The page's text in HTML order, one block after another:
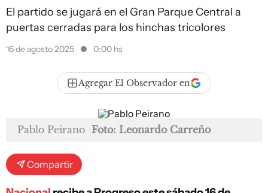
El partido se jugará en el Gran Parque Central a
puertas cerradas para los hinchas tricolores
16 de agosto 2025 0:00 hs
Agregar El Observador en
Pablo Peirano Foto: Leonardo Carreño
Compartir